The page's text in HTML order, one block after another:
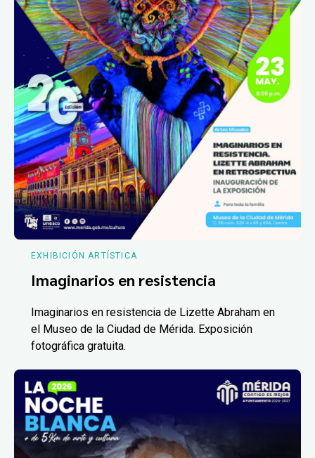
EXHIBICIÓN ARTÍSTICA
Imaginarios en resistencia
Imaginarios en resistencia de Lizette Abraham en
el Museo de la Ciudad de Mérida. Exposición
fotográfica gratuita.